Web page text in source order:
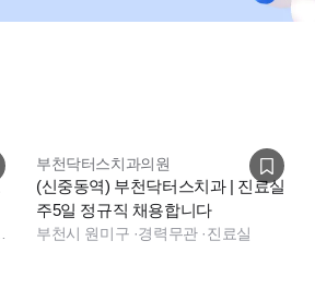
부천닥터스치과의원
(신중동역) 부천닥터스치과 | 진료실
주5일 정규직 채용합니다
부천시 원미구 ·경력무관·진료실